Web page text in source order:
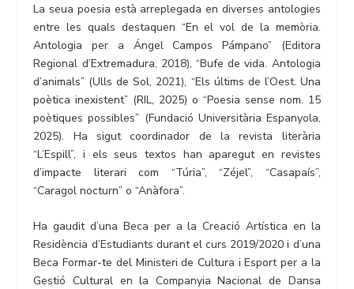
La seua poesia està arreplegada en diverses antologies
entre les quals destaquen “En el vol de la memòria.
Antologia per a Ángel Campos Pámpano” (Editora
Regional d’Extremadura, 2018), “Bufe de vida. Antologia
d’animals” (Ulls de Sol, 2021), “Els últims de l’Oest. Una
poètica inexistent” (RIL, 2025) o “Poesia sense nom. 15
poètiques possibles” (Fundació Universitària Espanyola,
2025). Ha sigut coordinador de la revista literària
“L’Espill”, i els seus textos han aparegut en revistes
d’impacte literari com “Túria”, “Zéjel”, “Casapaís”,
“Caragol nocturn” o “Anàfora”.
Ha gaudit d’una Beca per a la Creació Artística en la
Residència d’Estudiants durant el curs 2019/2020 i d’una
Beca Formar-te del Ministeri de Cultura i Esport per a la
Gestió Cultural en la Companyia Nacional de Dansa